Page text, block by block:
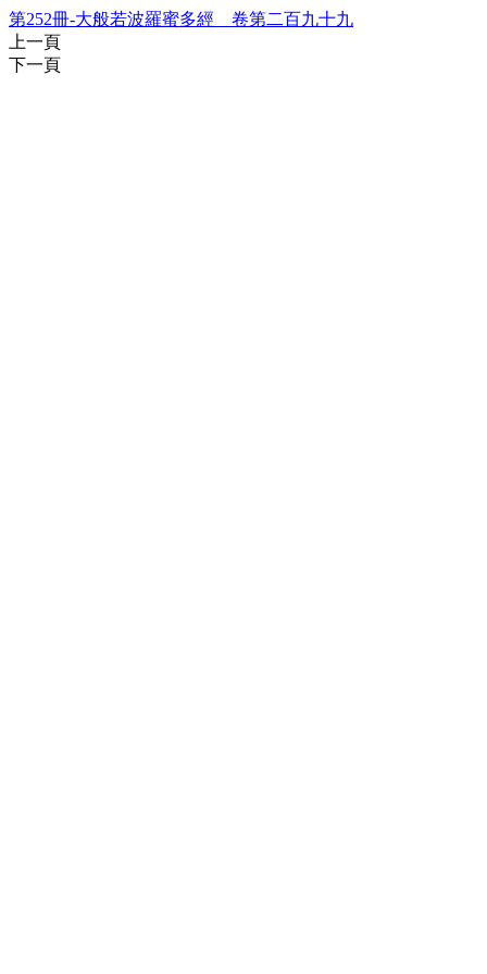
第252冊-大般若波羅蜜多經 卷第二百九十九
上一頁
下一頁